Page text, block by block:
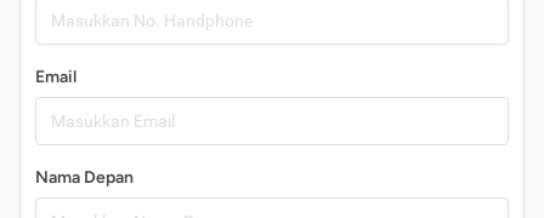
Email
Nama Depan